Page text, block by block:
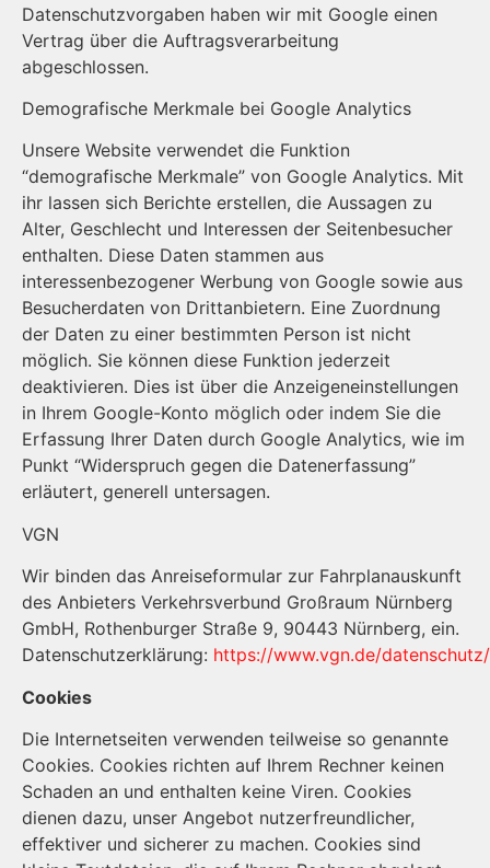
Datenschutzvorgaben haben wir mit Google einen
Vertrag über die Auftragsverarbeitung
abgeschlossen.
Demografische Merkmale bei Google Analytics
Unsere Website verwendet die Funktion
“demografische Merkmale” von Google Analytics. Mit
ihr lassen sich Berichte erstellen, die Aussagen zu
Alter, Geschlecht und Interessen der Seitenbesucher
enthalten. Diese Daten stammen aus
interessenbezogener Werbung von Google sowie aus
Besucherdaten von Drittanbietern. Eine Zuordnung
der Daten zu einer bestimmten Person ist nicht
möglich. Sie können diese Funktion jederzeit
deaktivieren. Dies ist über die Anzeigeneinstellungen
in Ihrem Google-Konto möglich oder indem Sie die
Erfassung Ihrer Daten durch Google Analytics, wie im
Punkt “Widerspruch gegen die Datenerfassung”
erläutert, generell untersagen.
VGN
Wir binden das Anreiseformular zur Fahr­plan­aus­kunft
des Anbieters Ver­kehrs­ver­bund Groß­raum Nürn­berg
GmbH, Rothen­burger Straße 9, 90443 Nürn­berg, ein.
Datenschutzerklärung: https://www.vgn.de/datenschutz/
Cookies
Die Internetseiten verwenden teilweise so genannte
Cookies. Cookies richten auf Ihrem Rechner keinen
Schaden an und enthalten keine Viren. Cookies
dienen dazu, unser Angebot nutzerfreundlicher,
effektiver und sicherer zu machen. Cookies sind